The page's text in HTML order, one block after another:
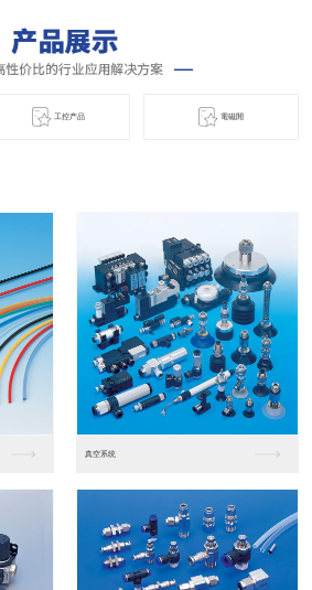
工控产品 電磁閞
进口松下PLC